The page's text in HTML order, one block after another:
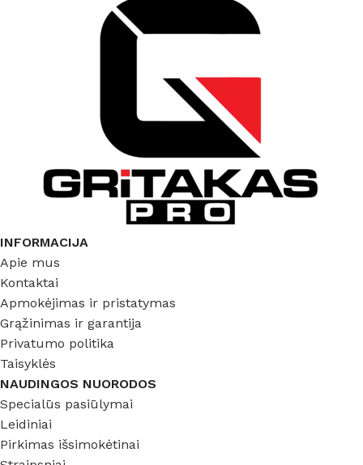
INFORMACIJA
Apie mus
Kontaktai
Apmokėjimas ir pristatymas
Grąžinimas ir garantija
Privatumo politika
Taisyklės
NAUDINGOS NUORODOS
Specialūs pasiūlymai
Leidiniai
Pirkimas išsimokėtinai